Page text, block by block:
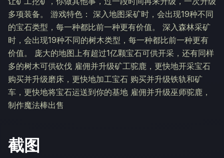
多项装备。 游戏特色： 深入地图采矿时，会出现19种不同
的宝石类型，每一种都比前一种更有价值。 深入森林采矿
时，会出现19种不同的树木类型，每一种都比前一种更有
价值。 庞大的地图上有超过1亿颗宝石可供开采，还有同样
多的树木可供砍伐 雇佣并升级矿工驼鹿，更快地开采宝石
购买并升级磨床，更快地加工宝石 购买并升级铁轨和矿
车，更快地将宝石运送到你的基地 雇佣并升级巫师驼鹿，
制作魔法棒出售
截图